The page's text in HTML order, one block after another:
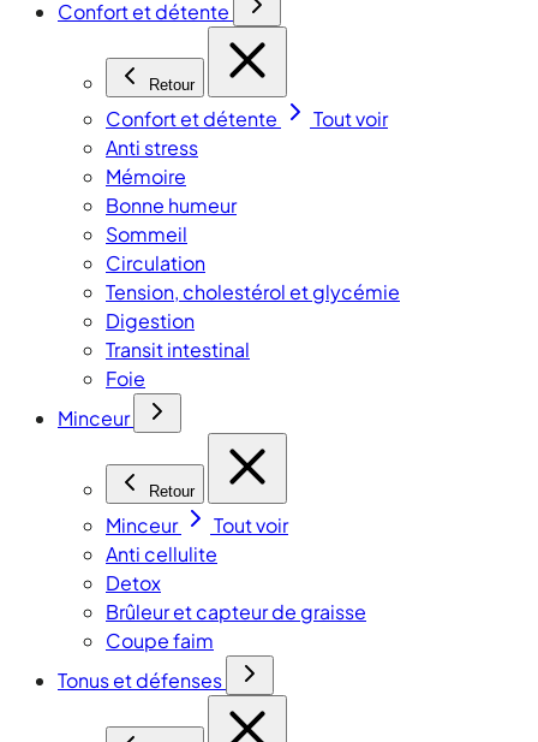
Confort et détente
Retour
Confort et détente
Tout voir
Anti stress
Mémoire
Bonne humeur
Sommeil
Circulation
Tension, cholestérol et glycémie
Digestion
Transit intestinal
Foie
Minceur
Retour
Minceur
Tout voir
Anti cellulite
Detox
Brûleur et capteur de graisse
Coupe faim
Tonus et défenses